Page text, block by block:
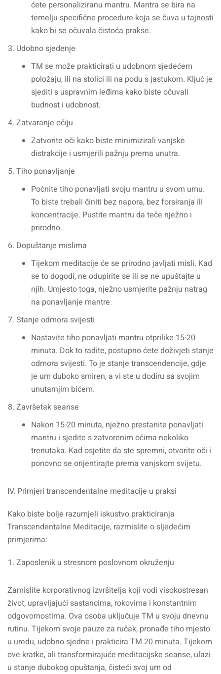
ćete personaliziranu mantru. Mantra se bira na
temelju specifične procedure koja se čuva u tajnosti
kako bi se očuvala čistoća prakse.
Udobno sjedenje
TM se može prakticirati u udobnom sjedećem
položaju, ili na stolici ili na podu s jastukom. Ključ je
sjediti s uspravnim leđima kako biste očuvali
budnost i udobnost.
Zatvaranje očiju
Zatvorite oči kako biste minimizirali vanjske
distrakcije i usmjerili pažnju prema unutra.
Tiho ponavljanje
Počnite tiho ponavljati svoju mantru u svom umu.
To biste trebali činiti bez napora, bez forsiranja ili
koncentracije. Pustite mantru da teče nježno i
prirodno.
Dopuštanje mislima
Tijekom meditacije će se prirodno javljati misli. Kad
se to dogodi, ne odupirite se ili se ne upuštajte u
njih. Umjesto toga, nježno usmjerite pažnju natrag
na ponavljanje mantre.
Stanje odmora svijesti
Nastavite tiho ponavljati mantru otprilike 15-20
minuta. Dok to radite, postupno ćete doživjeti stanje
odmora svijesti. To je stanje transcendencije, gdje
je um duboko smiren, a vi ste u dodiru sa svojim
unutarnjim bićem.
Završetak seanse
Nakon 15-20 minuta, nježno prestanite ponavljati
mantru i sjedite s zatvorenim očima nekoliko
trenutaka. Kad osjetite da ste spremni, otvorite oči i
ponovno se orijentirajte prema vanjskom svijetu.
IV. Primjeri transcendentalne meditacije u praksi
Kako biste bolje razumjeli iskustvo prakticiranja
Transcendentalne Meditacije, razmislite o sljedećim
primjerima:
Zaposlenik u stresnom poslovnom okruženju
Zamislite korporativnog izvršitelja koji vodi visokostresan
život, upravljajući sastancima, rokovima i konstantnim
odgovornostima. Ova osoba uključuje TM u svoju dnevnu
rutinu. Tijekom svoje pauze za ručak, pronađe tiho mjesto
u uredu, udobno sjedne i prakticira TM 20 minuta. Tijekom
ove kratke, ali transformirajuće meditacijske seanse, ulazi
u stanje dubokog opuštanja, čisteći svoj um od